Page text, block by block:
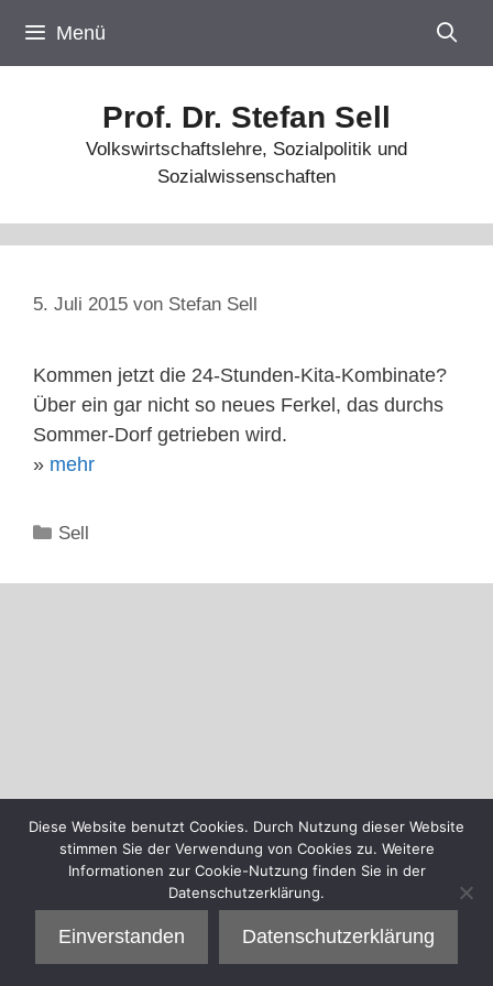
Inhalt
springen
Menü
Prof. Dr. Stefan Sell
Volkswirtschaftslehre, Sozialpolitik und
Sozialwissenschaften
5. Juli 2015 von Stefan Sell
Kommen jetzt die 24-Stunden-Kita-Kombinate?
Über ein gar nicht so neues Ferkel, das durchs
Sommer-Dorf getrieben wird.
» mehr
Kategorien
Sell
Diese Website benutzt Cookies. Durch Nutzung dieser Website
stimmen Sie der Verwendung von Cookies zu. Weitere
Informationen zur Cookie-Nutzung finden Sie in der
Datenschutzerklärung.
Einverstanden Datenschutzerklärung